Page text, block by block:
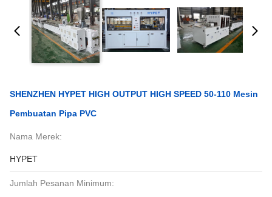
SHENZHEN HYPET HIGH OUTPUT HIGH SPEED 50-110 Mesin
Pembuatan Pipa PVC
Nama Merek:
HYPET
Jumlah Pesanan Minimum: